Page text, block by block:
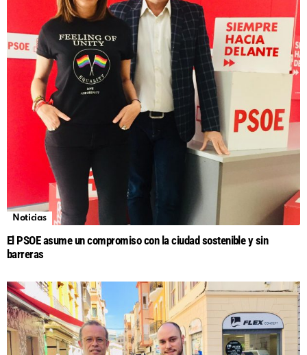
Noticias
El PSOE asume un compromiso con la ciudad sostenible y sin
barreras